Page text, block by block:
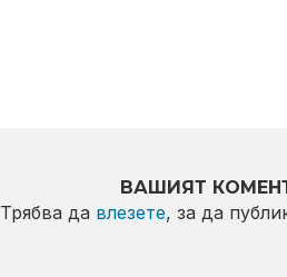
ВАШИЯТ
Трябва да влезете, за да